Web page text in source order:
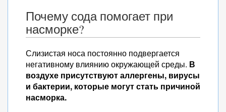
Почему сода помогает при
насморке?
Слизистая носа постоянно подвергается
негативному влиянию окружающей среды. В
воздухе присутствуют аллергены, вирусы
и бактерии, которые могут стать причиной
насморка.